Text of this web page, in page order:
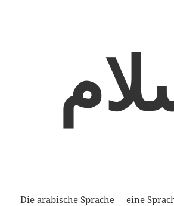
Die arabische Sprache – eine